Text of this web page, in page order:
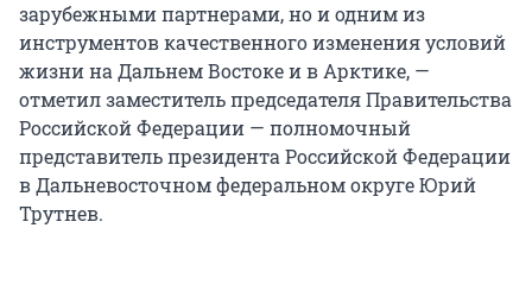
зарубежными партнерами, но и одним из
инструментов качественного изменения условий
жизни на Дальнем Востоке и в Арктике, —
отметил заместитель председателя Правительства
Российской Федерации — полномочный
представитель президента Российской Федерации
в Дальневосточном федеральном округе Юрий
Трутнев.